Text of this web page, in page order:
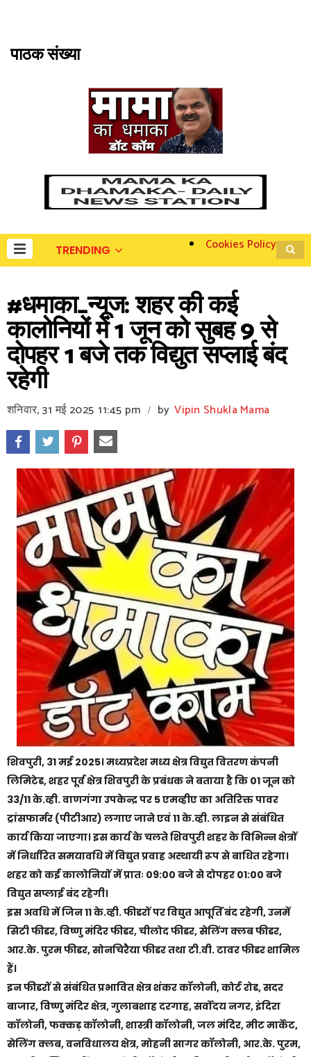
पाठक संख्या
TRENDING Cookies Policy
#धमाका_न्यूज: शहर की कई
कालोनियों में 1 जून को सुबह 9 से
दोपहर 1 बजे तक विद्युत सप्लाई बंद
रहेगी
शनिवार, 31 मई 2025 11:45 pm / by Vipin Shukla Mama
शिवपुरी, 31 मई 2025। मध्यप्रदेश मध्य क्षेत्र विद्युत वितरण कंपनी
लिमिटेड, शहर पूर्व क्षेत्र शिवपुरी के प्रबंधक ने बताया है कि 01 जून को
33/11 के.व्ही. वाणगंगा उपकेन्द्र पर 5 एमव्हीए का अतिरिक्त पावर
ट्रांसफार्मर (पीटीआर) लगाए जाने एवं 11 के.व्ही. लाइन से संबंधित
कार्य किया जाएगा। इस कार्य के चलते शिवपुरी शहर के विभिन्न क्षेत्रों
में निर्धारित समयावधि में विद्युत प्रवाह अस्थायी रूप से बाधित रहेगा।
शहर को कई कालोनियों में प्रातः 09:00 बजे से दोपहर 01:00 बजे
विद्युत सप्लाई बंद रहेगी।
इस अवधि में जिन 11 के.व्ही. फीडरों पर विद्युत आपूर्ति बंद रहेगी, उनमें
सिटी फीडर, विष्णु मंदिर फीडर, चीलोद फीडर, सेलिंग क्लब फीडर,
आर.के. पुरम फीडर, सोनचिरैया फीडर तथा टी.वी. टावर फीडर शामिल
हैं।
इन फीडरों से संबंधित प्रभावित क्षेत्र शंकर कॉलोनी, कोर्ट रोड, सदर
बाजार, विष्णु मंदिर क्षेत्र, गुलाबशाह दरगाह, सर्वोदय नगर, इंदिरा
कॉलोनी, फक्कड़ कॉलोनी, शास्त्री कॉलोनी, जल मंदिर, मीट मार्केट,
सेलिंग क्लब, वनविधालय क्षेत्र, मोहनी सागर कॉलोनी, आर.के. पुरम,